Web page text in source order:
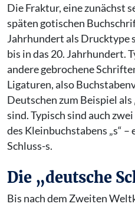
Die Fraktur, eine zunächst
späten gotischen
Jahrhundert als Drucktype
bis in das 20. Jahrhundert.
andere gebrochene
Ligaturen, also
Deutschen zum Beispiel
sind. Typisch sind auch
des Kleinbuchstabens „s“
Schluss-s.
Die „deutsche
Bis nach dem Zweiten